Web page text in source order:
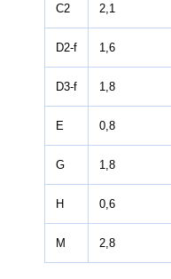
C2 2,1
D2-f 1,6
D3-f 1,8
E 0,8
G 1,8
H 0,6
M 2,8